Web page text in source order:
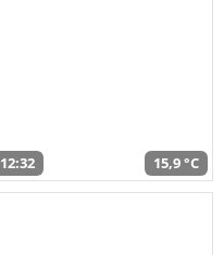
12:32 15,9 °C